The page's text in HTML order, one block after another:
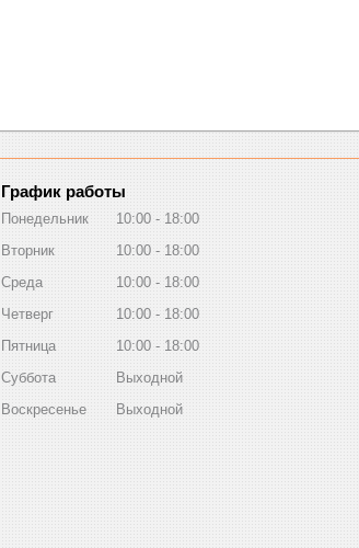
График работы
Понедельник 10:00
18:00
Вторник
10:00
18:00
Среда
10:00
18:00
Четверг
10:00
18:00
Пятница
10:00
18:00
Суббота
Выходной
Воскресенье
Выходной